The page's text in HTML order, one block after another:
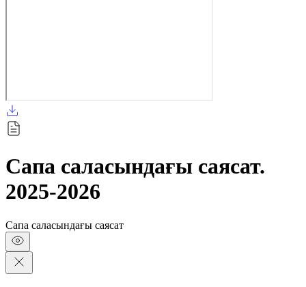
Сапа саласындағы саясат.
2025-2026
Сапа саласындағы саясат